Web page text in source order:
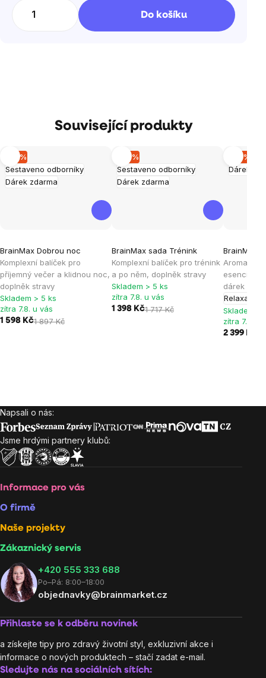
Do košíku
Související produkty
Sestaveno odborníky
Dárek zdarma
–15 %
BrainMax Dobrou noc
Komplexní balíček pro
příjemný večer a klidnou noc,
doplněk stravy
hodnocení
produktu
je
4,8
z
Skladem > 5 ks
zítra 7.8. u vás
1 598 Kč1 897 Kč
Sestaveno odborníky
Dárek zdarma
–18 %
BrainMax sada Trénink
Komplexní balíček pro trénink
a po něm, doplněk stravy
hodnocení
produktu
je
5,0
z
Skladem > 5 ks
zítra 7.8. u vás
1 398 Kč1 717 Kč
Dárek
–10 %
BrainMax
dárek
Relaxace
Skladem >
zítra 7.8. u
2 399 Kč
Zápatí
Napsali o nás:
Jsme hrdými partnery klubů:
Informace pro vás
O firmě
Naše projekty
Zákaznický servis
‭+420 555 333 688
Po–Pá: 8:00–18:00
objednavky@brainmarket.cz
Přihlaste se k odběru novinek
a získejte tipy pro zdravý životní styl, exkluzivní akce i
informace o nových produktech – stačí zadat e-mail.
Sledujte nás na sociálních sítích: